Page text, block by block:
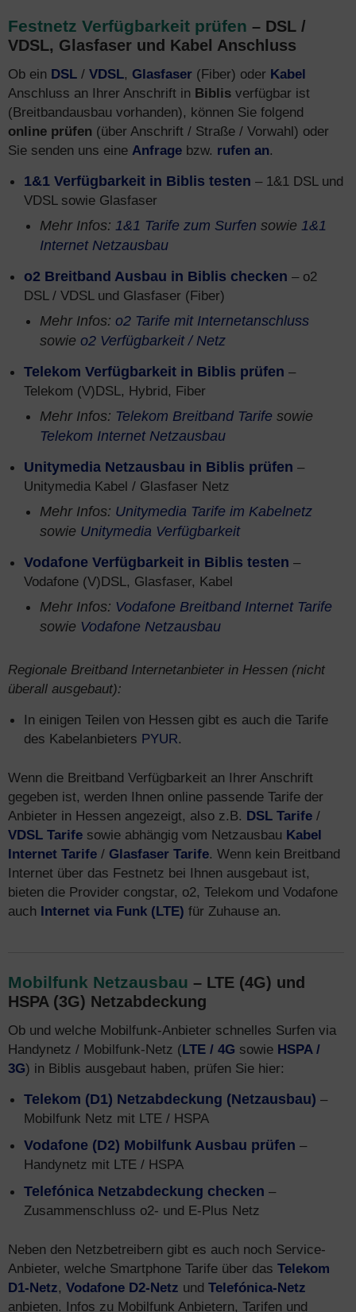
Festnetz Verfügbarkeit prüfen – DSL /
VDSL, Glasfaser und Kabel Anschluss
Ob ein DSL / VDSL, Glasfaser (Fiber) oder Kabel
Anschluss an Ihrer Anschrift in Biblis verfügbar ist
(Breitbandausbau vorhanden), können Sie folgend
online prüfen (über Anschrift / Straße / Vorwahl) oder
Sie senden uns eine Anfrage bzw. rufen an.
1&1 Verfügbarkeit in Biblis testen – 1&1 DSL und
VDSL sowie Glasfaser
Mehr Infos: 1&1 Tarife zum Surfen sowie 1&1
Internet Netzausbau
o2 Breitband Ausbau in Biblis checken – o2
DSL / VDSL und Glasfaser (Fiber)
Mehr Infos: o2 Tarife mit Internetanschluss
sowie o2 Verfügbarkeit / Netz
Telekom Verfügbarkeit in Biblis prüfen –
Telekom (V)DSL, Hybrid, Fiber
Mehr Infos: Telekom Breitband Tarife sowie
Telekom Internet Netzausbau
Unitymedia Netzausbau in Biblis prüfen –
Unitymedia Kabel / Glasfaser Netz
Mehr Infos: Unitymedia Tarife im Kabelnetz
sowie Unitymedia Verfügbarkeit
Vodafone Verfügbarkeit in Biblis testen –
Vodafone (V)DSL, Glasfaser, Kabel
Mehr Infos: Vodafone Breitband Internet Tarife
sowie Vodafone Netzausbau
Regionale Breitband Internetanbieter in Hessen (nicht
überall ausgebaut):
In einigen Teilen von Hessen gibt es auch die Tarife
des Kabelanbieters PYUR.
Wenn die Breitband Verfügbarkeit an Ihrer Anschrift
gegeben ist, werden Ihnen online passende Tarife der
Anbieter in Hessen angezeigt, also z.B. DSL Tarife /
VDSL Tarife sowie abhängig vom Netzausbau Kabel
Internet Tarife / Glasfaser Tarife. Wenn kein Breitband
Internet über das Festnetz bei Ihnen ausgebaut ist,
bieten die Provider congstar, o2, Telekom und Vodafone
auch Internet via Funk (LTE) für Zuhause an.
Mobilfunk Netzausbau – LTE (4G) und
HSPA (3G) Netzabdeckung
Ob und welche Mobilfunk-Anbieter schnelles Surfen via
Handynetz / Mobilfunk-Netz (LTE / 4G sowie HSPA /
3G) in Biblis ausgebaut haben, prüfen Sie hier:
Telekom (D1) Netzabdeckung (Netzausbau) –
Mobilfunk Netz mit LTE / HSPA
Vodafone (D2) Mobilfunk Ausbau prüfen –
Handynetz mit LTE / HSPA
Telefónica Netzabdeckung checken –
Zusammenschluss o2- und E-Plus Netz
Neben den Netzbetreibern gibt es auch noch Service-
Anbieter, welche Smartphone Tarife über das Telekom
D1-Netz, Vodafone D2-Netz und Telefónica-Netz
anbieten. Infos zu Mobilfunk Anbietern, Tarifen und